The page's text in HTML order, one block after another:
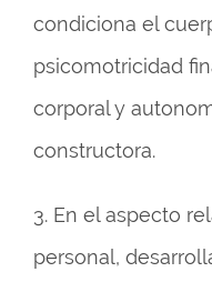
condiciona el
psicomotricidad
corporal y
constructora.
3. En el aspecto
personal,